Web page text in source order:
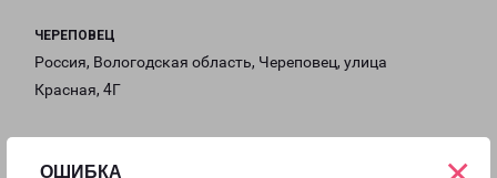
ОШИБКА
ЧЕРЕПОВЕЦ
Россия, Вологодская область, Череповец, улица
Красная, 4Г
на карте